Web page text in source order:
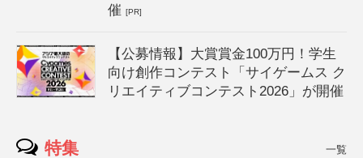
催[PR]
【公募情報】大賞賞金100万円！学生
向け創作コンテスト「サイゲームス ク
リエイティブコンテスト2026」が開催
特集 一覧